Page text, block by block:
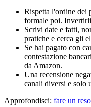
Rispetta l'ordine dei
formale poi.
Scrivi date e fatti,
pratiche e cerca gli
Se hai pagato con
contestazione
da Amazon.
Una recensione
canali diversi e solo
Approfondisci: fare un